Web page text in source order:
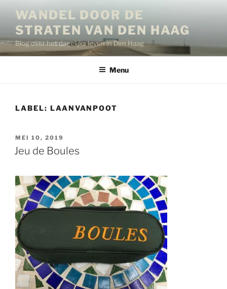
inhoud
WANDEL DOOR DE
STRATEN VAN DEN HAAG
Blog over het dagelijks leven in Den Haag
Menu
LABEL: LAANVANPOOT
GEPLAATST
OP
MEI 10, 2019
Jeu de Boules